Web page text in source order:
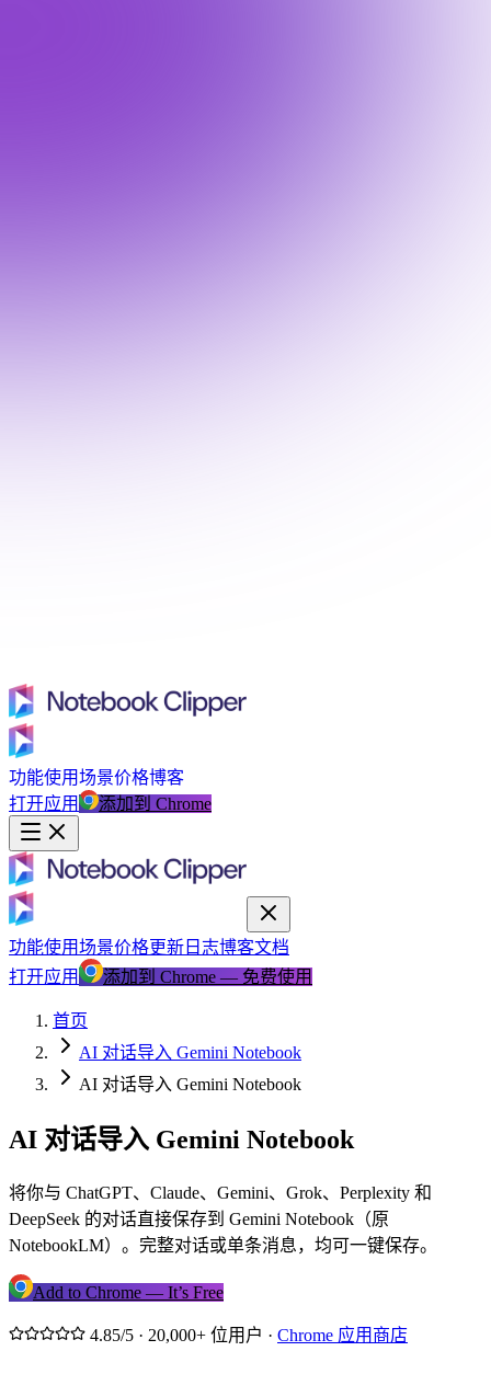
功能使用场景价格博客
打开应用
添加到 Chrome
功能使用场景价格更新日志博客文档
打开应用
添加到 Chrome — 免费使用
首页
AI 对话导入 Gemini Notebook
AI 对话导入 Gemini Notebook
AI 对话导入 Gemini Notebook
将你与 ChatGPT、Claude、Gemini、Grok、Perplexity 和
DeepSeek 的对话直接保存到 Gemini Notebook（原
NotebookLM）。完整对话或单条消息，均可一键保存。
Add to Chrome — It’s Free
4.85/5 · 20,000+ 位用户 · Chrome 应用商店